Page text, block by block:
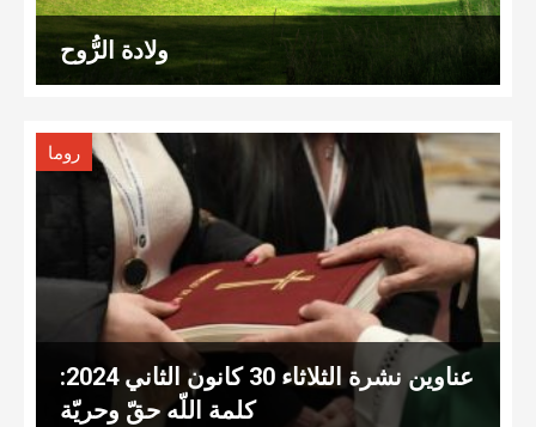
ولادة الرُّوح
روما
عناوين نشرة الثلاثاء 30 كانون الثاني 2024:
كلمة اللّه حقّ وحريّة